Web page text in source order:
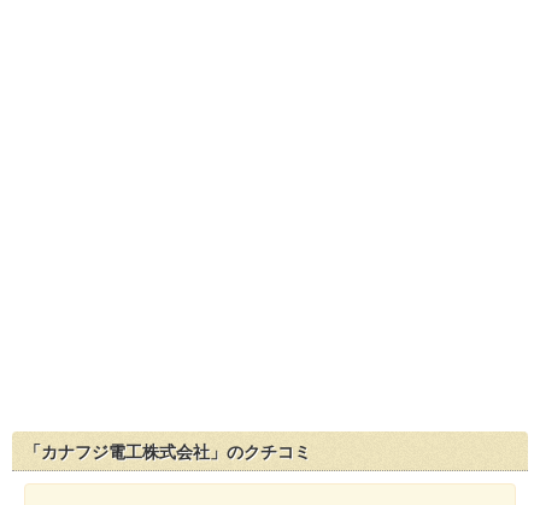
「カナフジ電工株式会社」のクチコミ